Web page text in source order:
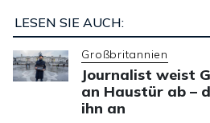
LESEN SIE AUCH:
Großbritannien
Journalist weist
an Haustür ab –
ihn an